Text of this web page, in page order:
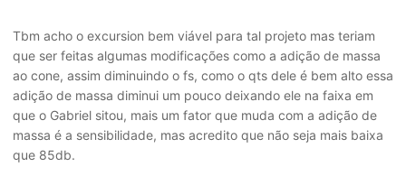
Tbm acho o excursion bem viável para tal projeto mas teriam
que ser feitas algumas modificações como a adição de massa
ao cone, assim diminuindo o fs, como o qts dele é bem alto essa
adição de massa diminui um pouco deixando ele na faixa em
que o Gabriel sitou, mais um fator que muda com a adição de
massa é a sensibilidade, mas acredito que não seja mais baixa
que 85db.